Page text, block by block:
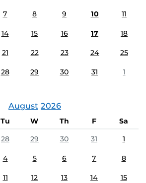
7 8 9 10 11
14 15 16 17 18
21 22 23 24 25
28 29 30 31 1
August 2026
Tu W Th F
Sa
28 29 30 31 1
4 5 6 7 8
11 12 13 14 15